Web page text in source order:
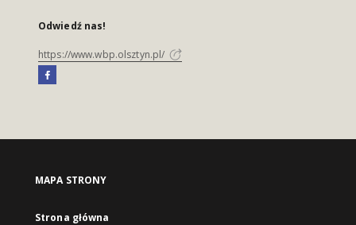
Odwiedź nas!
https://www.wbp.olsztyn.pl/
MAPA STRONY
Strona główna